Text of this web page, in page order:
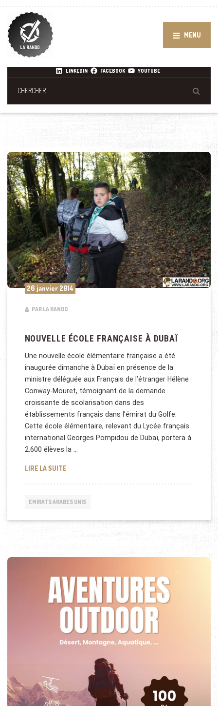
MENU
LINKEDIN FACEBOOK YOUTUBE
26 janvier 2014
PAR LA RANDO
NOUVELLE ÉCOLE FRANÇAISE À DUBAÏ
Une nouvelle école élémentaire française a été
inaugurée dimanche à Dubaï en présence de la
ministre déléguée aux Français de l’étranger Hélène
Conway-Mouret, témoignant de la demande
croissante de scolarisation dans des
établissements français dans l’émirat du Golfe.
Cette école élémentaire, relevant du Lycée français
international Georges Pompidou de Dubaï, portera à
2.600 élèves la …
LIRE LA SUITENOUVELLE ÉCOLE FRANÇAISE À DUBAÏ
EMIRATS ARABES UNIS